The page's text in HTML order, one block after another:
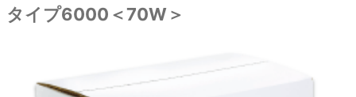
タイプ6000＜70W＞